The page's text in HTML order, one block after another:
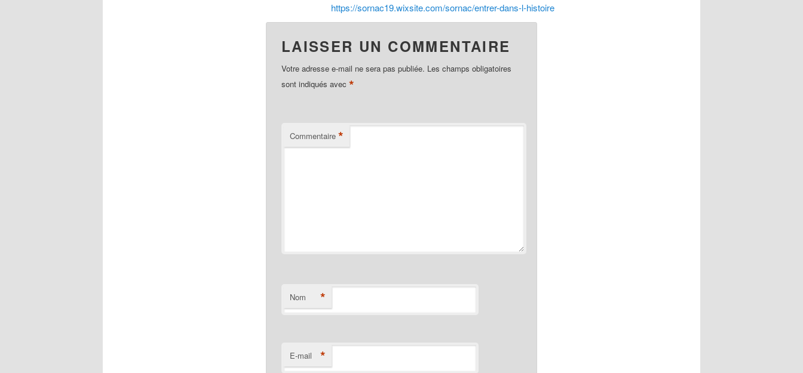
https://sornac19.wixsite.com/sornac/entrer-dans-l-histoire
LAISSER UN COMMENTAIRE
Votre adresse e-mail ne sera pas publiée. Les champs obligatoires
sont indiqués avec *
Commentaire *
Nom *
E-mail *